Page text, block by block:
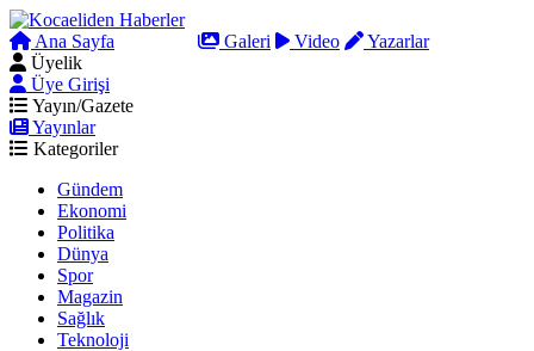
Ana Sayfa Galeri Video
Yazarlar
Üyelik
Üye Girişi
Yayın/Gazete
Yayınlar
Kategoriler
Gündem
Ekonomi
Politika
Dünya
Spor
Magazin
Sağlık
Teknoloji